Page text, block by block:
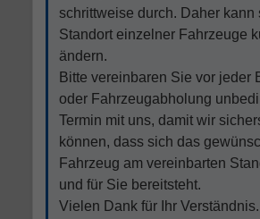
schrittweise durch. Daher kann
Standort einzelner Fahrzeuge
ändern.
Bitte vereinbaren Sie vor jeder
oder Fahrzeugabholung
Termin mit uns, damit wir
können, dass sich das
Fahrzeug am vereinbarten
und für Sie bereitsteht.
Vielen Dank für Ihr Verständnis.